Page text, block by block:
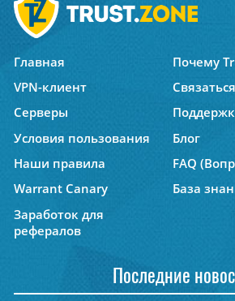
Главная
Почему
VPN-клиент
Серверы
Условия пользования
Блог
Наши правила
FAQ
Warrant Canary
База
Заработок для
рефералов
Последние